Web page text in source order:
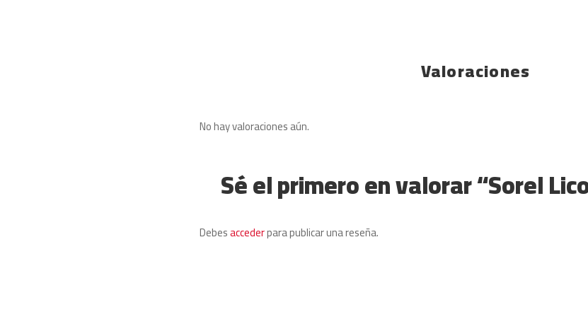
Valoraciones
No hay valoraciones aún.
Sé el primero en valorar “Sorel
Debesaccederpara publicar una reseña.